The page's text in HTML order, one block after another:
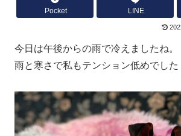
Pocket LINE
今日は午後からの雨で冷えましたね。
雨と寒さで私もテンション低めでした